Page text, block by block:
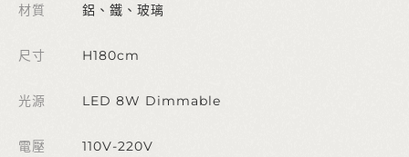
材質 鋁、鐵、玻璃
尺寸 H180cm
光源 LED 8W Dimmable
電壓 110V-220V